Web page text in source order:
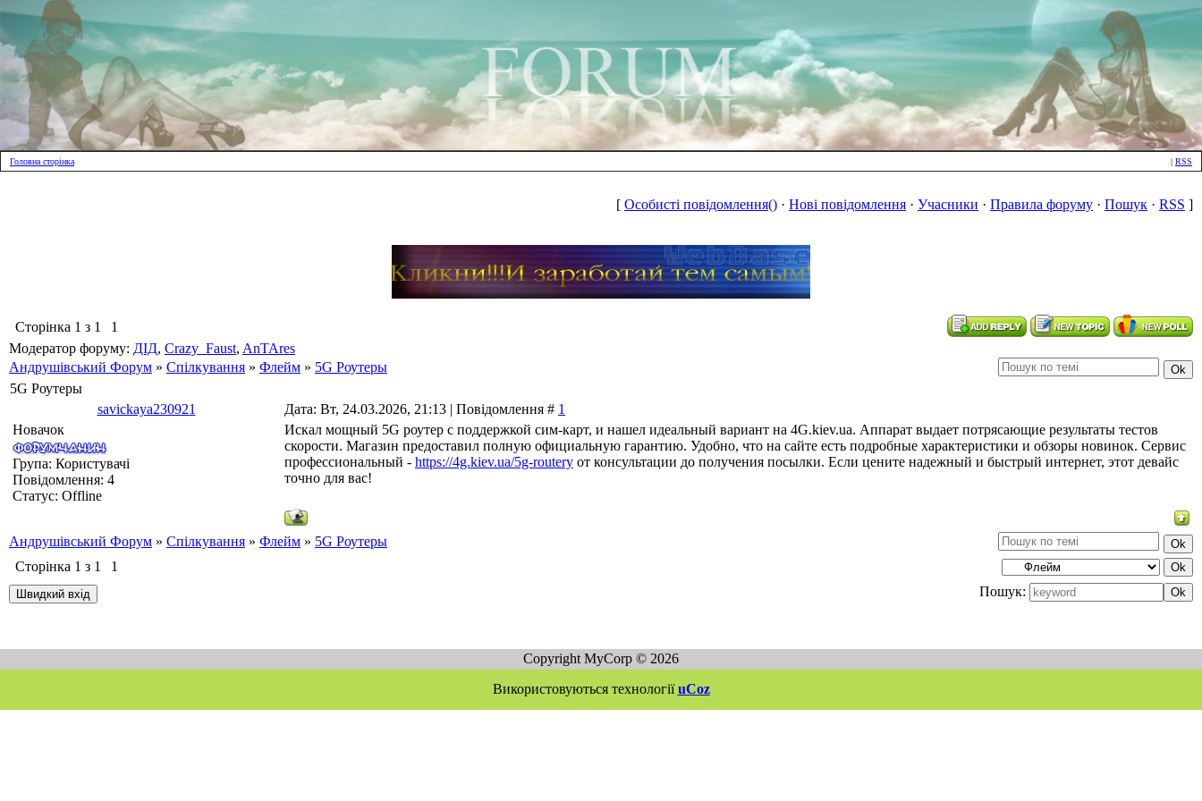
Головна сторінка | RSS
[ Особисті повідомлення() · Нові повідомлення · Учасники · Правила форуму · Пошук · RSS ]
Сторінка 1 з 1
1
Модератор форуму: ДІД, Crazy_Faust, AnTAres
Андрушівський Форум » Спілкування » Флейм » 5G Роутеры
5G Роутеры
savickaya230921
Дата: Вт, 24.03.2026, 21:13 | Повідомлення # 1
Новачок
Група: Користувачі
Повідомлення: 4
Статус: Offline
Искал мощный 5G роутер с поддержкой сим-карт, и нашел идеальный вариант на 4G.kiev.ua. Аппарат выдает потрясающие результаты тестов
скорости. Магазин предоставил полную официальную гарантию. Удобно, что на сайте есть подробные характеристики и обзоры новинок. Сервис
профессиональный - https://4g.kiev.ua/5g-routery от консультации до получения посылки. Если цените надежный и быстрый интернет, этот девайс
точно для вас!
Андрушівський Форум » Спілкування » Флейм » 5G Роутеры
Сторінка 1 з 1
1
Пошук:
Copyright MyCorp © 2026
Використовуються технологіїuCoz